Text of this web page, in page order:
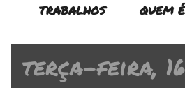
TRABALHOS QUEM
terça-feira,